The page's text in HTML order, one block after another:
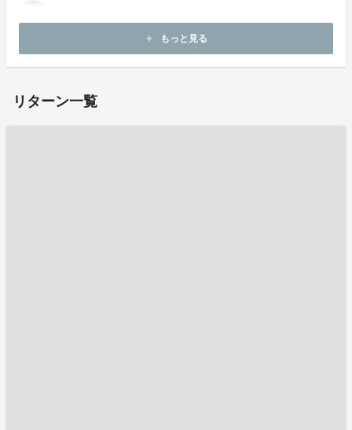
add もっと見る
リターン一覧